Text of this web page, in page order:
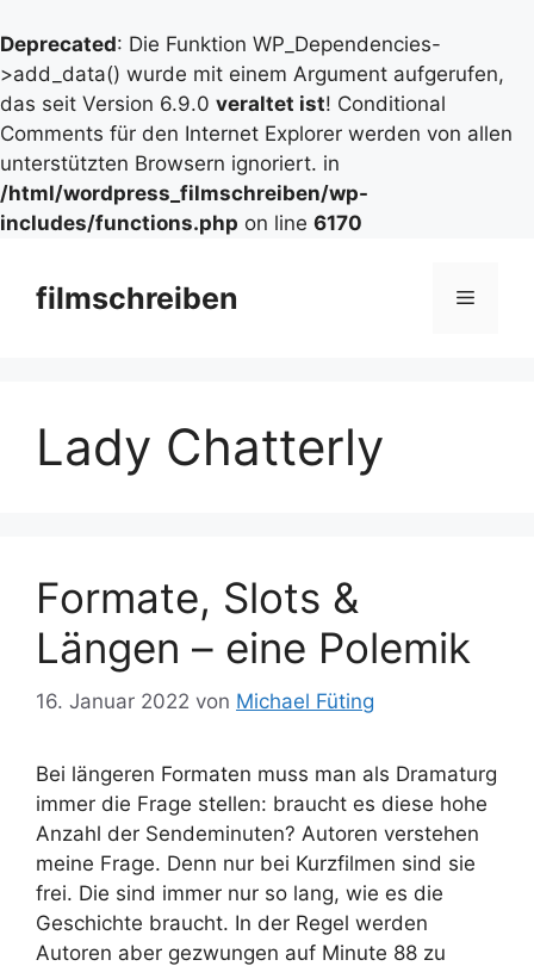
Deprecated: Die Funktion WP_Dependencies-
>add_data() wurde mit einem Argument aufgerufen,
das seit Version 6.9.0 veraltet ist! Conditional
Comments für den Internet Explorer werden von allen
unterstützten Browsern ignoriert. in
/html/wordpress_filmschreiben/wp-
includes/functions.php on line 6170
Inhalt
springen
filmschreiben Menü
Lady Chatterly
Formate, Slots &
Längen – eine Polemik
16. Januar 2022 von Michael Füting
Bei längeren Formaten muss man als Dramaturg
immer die Frage stellen: braucht es diese hohe
Anzahl der Sendeminuten? Autoren verstehen
meine Frage. Denn nur bei Kurzfilmen sind sie
frei. Die sind immer nur so lang, wie es die
Geschichte braucht. In der Regel werden
Autoren aber gezwungen auf Minute 88 zu